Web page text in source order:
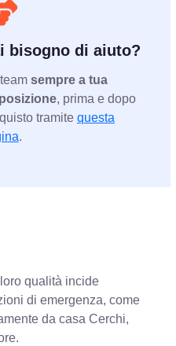
bisogno di aiuto?
sempre a tua
, prima e dopo
tramite questa
.
qualità incide
di emergenza, come
da casa Cerchi,